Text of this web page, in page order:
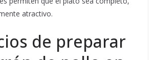
atractivo.
de preparar